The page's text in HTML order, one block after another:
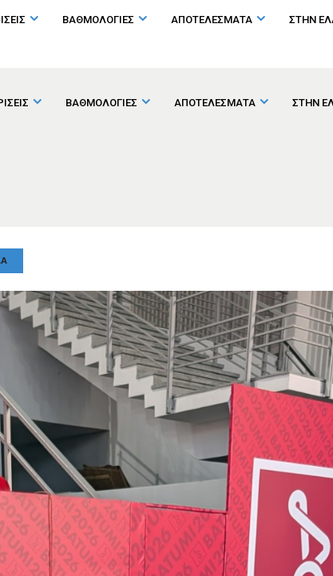
ΒΑΘΜΟΛΟΓΙΕΣ ΑΠΟΤΕΛΕΣΜΑΤΑ ΣΤΗΝ
ΒΑΘΜΟΛΟΓΙΕΣ ΑΠΟΤΕΛΕΣΜΑΤΑ ΣΤΗΝ